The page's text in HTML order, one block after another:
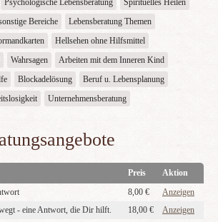
Psychologische Lebensberatung
Spirituelles Heilen
Bereiche
Lebensberatung Themen
Hellsehen ohne Hilfsmittel
Wahrsagen
Arbeiten mit dem Inneren Kind
Blockadelösung
Beruf u. Lebensplanung
Unternehmensberatung
Preis
Aktion
8,00 €
Anzeigen
- eine Antwort, die Dir hilft.
18,00 €
Anzeigen